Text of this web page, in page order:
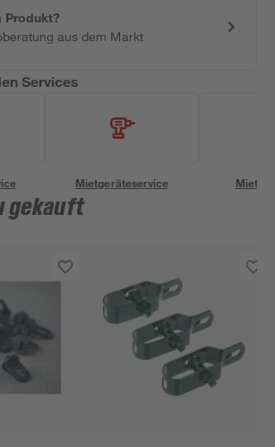
Produkt?
aus dem Markt
Services
Mietgeräteservice
gekauft